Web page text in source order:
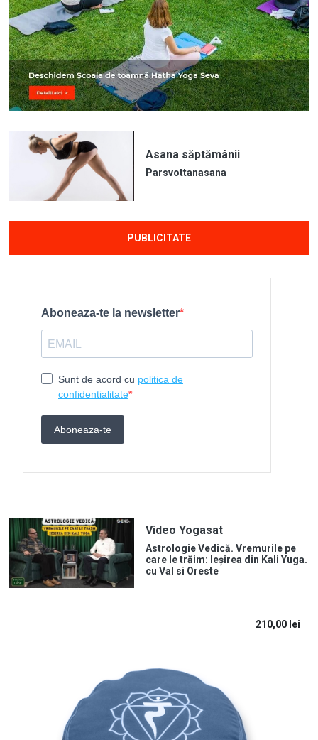
Asana săptămânii
Parsvottanasana
PUBLICITATE
Video Yogasat
Astrologie Vedică. Vremurile pe
care le trăim: Ieșirea din Kali Yuga.
cu Val si Oreste
210,00 lei